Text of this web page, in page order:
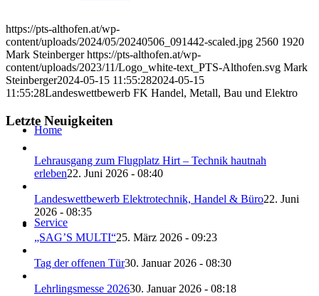
Home
Service
https://pts-althofen.at/wp-
content/uploads/2024/05/20240506_091442-scaled.jpg 2560 1920
Mark Steinberger https://pts-althofen.at/wp-
content/uploads/2023/11/Logo_white-text_PTS-Althofen.svg Mark
Steinberger2024-05-15 11:55:282024-05-15
11:55:28Landeswettbewerb FK Handel, Metall, Bau und Elektro
Letzte Neuigkeiten
Lehrausgang zum Flugplatz Hirt – Technik hautnah
erleben22. Juni 2026 - 08:40
Landeswettbewerb Elektrotechnik, Handel & Büro22. Juni
2026 - 08:35
„SAG’S MULTI“25. März 2026 - 09:23
Tag der offenen Tür30. Januar 2026 - 08:30
Lehrlingsmesse 202630. Januar 2026 - 08:18